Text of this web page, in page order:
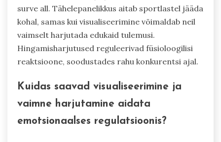
surve all. Tähelepanelikkus aitab sportlastel jääda
kohal, samas kui visualiseerimine võimaldab neil
vaimselt harjutada edukaid tulemusi.
Hingamisharjutused reguleerivad füsioloogilisi
reaktsioone, soodustades rahu konkurentsi ajal.
Kuidas saavad visualiseerimine ja
vaimne harjutamine aidata
emotsionaalses regulatsioonis?